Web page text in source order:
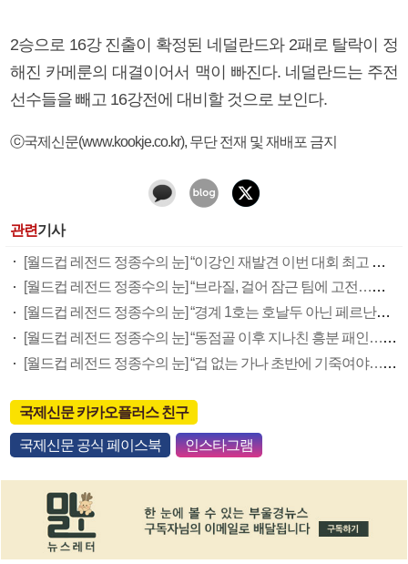
2승으로 16강 진출이 확정된 네덜란드와 2패로 탈락이 정
해진 카메룬의 대결이어서 맥이 빠진다. 네덜란드는 주전
선수들을 빼고 16강전에 대비할 것으로 보인다.
ⓒ국제신문(www.kookje.co.kr), 무단 전재 및 재배포 금지
관련기사
[월드컵 레전드 정종수의 눈] “이강인 재발견 이번 대회 최고 수확”
[월드컵 레전드 정종수의 눈] “브라질, 걸어 잠근 팀에 고전…역습 노리면 승산 있다”
[월드컵 레전드 정종수의 눈] “경계 1호는 호날두 아닌 페르난데스…중원 잡아야 승산 ”
[월드컵 레전드 정종수의 눈] “동점골 이후 지나친 흥분 패인…역습 한방에 너무 쉽게 무너져”
[월드컵 레전드 정종수의 눈] “겁 없는 가나 초반에 기죽여야…공격수 ‘골 욕심’ 내라”
국제신문 카카오플러스 친구
국제신문 공식 페이스북 인스타그램